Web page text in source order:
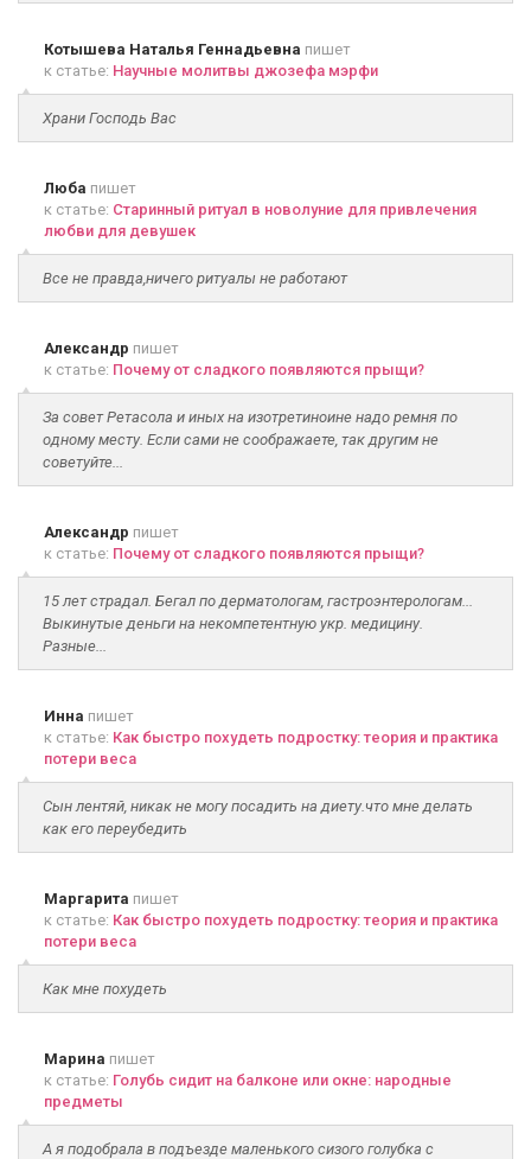
Котышева Наталья Геннадьевна пишет
к статье: Научные молитвы джозефа мэрфи
Храни Господь Вас
Люба пишет
к статье: Старинный ритуал в новолуние для привлечения
любви для девушек
Все не правда,ничего ритуалы не работают
Александр пишет
к статье: Почему от сладкого появляются прыщи?
За совет Ретасола и иных на изотретиноине надо ремня по
одному месту. Если сами не соображаете, так другим не
советуйте...
Александр пишет
к статье: Почему от сладкого появляются прыщи?
15 лет страдал. Бегал по дерматологам, гастроэнтерологам...
Выкинутые деньги на некомпетентную укр. медицину.
Разные...
Инна пишет
к статье: Как быстро похудеть подростку: теория и практика
потери веса
Сын лентяй, никак не могу посадить на диету.что мне делать
как его переубедить
Маргарита пишет
к статье: Как быстро похудеть подростку: теория и практика
потери веса
Как мне похудеть
Марина пишет
к статье: Голубь сидит на балконе или окне: народные
предметы
А я подобрала в подъезде маленького сизого голубка с